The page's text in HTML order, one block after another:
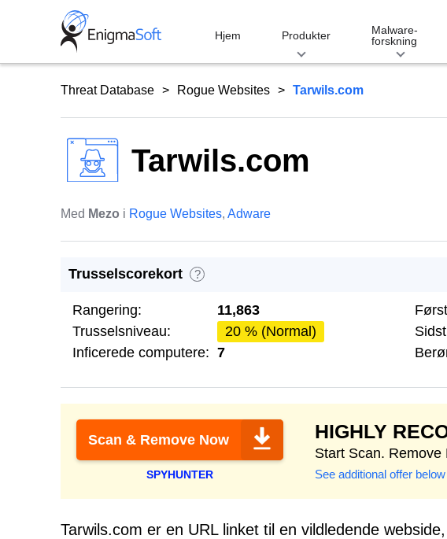
Hjem Produkter
Malware-
forskning
Threat Database Rogue Websites Tarwils.com
Tarwils.com
Med Mezo i Rogue Websites, Adware
Trusselscorekort ?
Rangering:
11,863
Trusselsniveau:
20 % (Normal)
Inficerede computere: 7
Scan & Remove Now
SPYHUNTER
HIGHLY
Start Scan.
See additional offer
Tarwils.com er en URL linket til en vildledende